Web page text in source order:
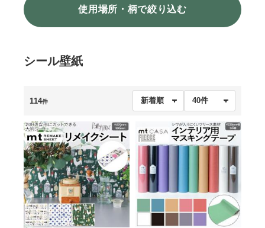
使用場所・柄で絞り込む
シール壁紙
114件